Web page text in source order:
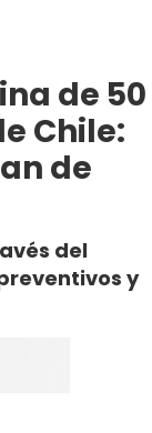
de 50
Chile:
de
del
y